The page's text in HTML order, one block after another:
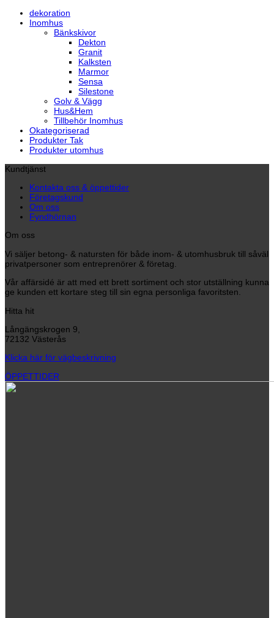
dekoration
Inomhus
Bänkskivor
Dekton
Granit
Kalksten
Marmor
Sensa
Silestone
Golv & Vägg
Hus&Hem
Tillbehör Inomhus
Okategoriserad
Produkter Tak
Produkter utomhus
Kundtjänst
Kontakta oss & öppettider
Företagskund
Om oss
Fyndhörnan
Om oss
Vi säljer betong- & natursten för både inom- & utomhusbruk till såväl
privatpersoner som entreprenörer & företag.
Vår affärsidé är att med ett brett sortiment och stor utställning kunna
ge kunden ett kortare steg till sin egna personliga favoritsten.
Hitta hit
Långängskrogen 9,
72132 Västerås
Klicka här för vägbeskrivning
ÖPPETTIDER